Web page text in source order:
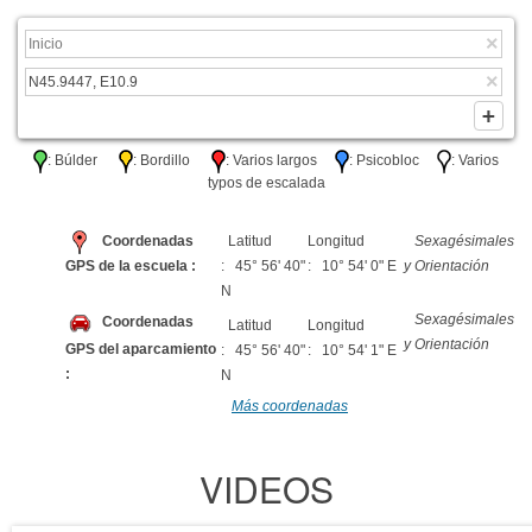
: Búlder : Bordillo : Varios largos : Psicobloc
: Varios
typos de escalada
Coordenadas
GPS de la escuela :
Latitud
: 45° 56' 40"
N
Longitud
: 10° 54' 0" E
Sexagésimales
y Orientación
Coordenadas
GPS del aparcamiento
:
Latitud
: 45° 56' 40"
N
Longitud
: 10° 54' 1" E
Sexagésimales
y Orientación
Más coordenadas
VIDEOS